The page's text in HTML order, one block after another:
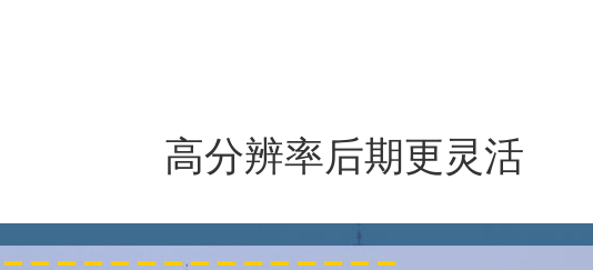
高分辨率后期更灵活